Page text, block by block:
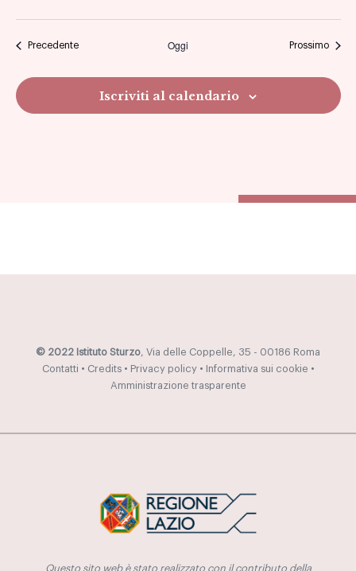
PrecedenteEventi Oggi ProssimoEventi
Iscriviti al calendario
© 2022 Istituto Sturzo, Via delle Coppelle, 35 - 00186 Roma
Contatti • Credits• Privacy policy• Informativa sui cookie •
Amministrazione trasparente
Questo sito web è stato realizzato con il contributo della